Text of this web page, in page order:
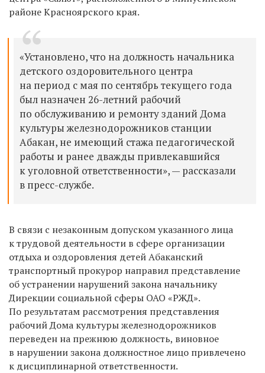
районе Красноярского края.
«Установлено, что на должность начальника
детского оздоровительного центра
на период с мая по сентябрь текущего года
был назначен 26-летний рабочий
по обслуживанию и ремонту зданий Дома
культуры железнодорожников станции
Абакан, не имеющий стажа педагогической
работы и ранее дважды привлекавшийся
к уголовной ответственности», — рассказали
в пресс-службе.
В связи с незаконным допуском указанного лица
к трудовой деятельности в сфере организации
отдыха и оздоровления детей Абаканский
транспортный прокурор направил представление
об устранении нарушений закона начальнику
Дирекции социальной сферы ОАО «РЖД».
По результатам рассмотрения представления
рабочий Дома культуры железнодорожников
переведен на прежнюю должность, виновное
в нарушении закона должностное лицо привлечено
к дисциплинарной ответственности.